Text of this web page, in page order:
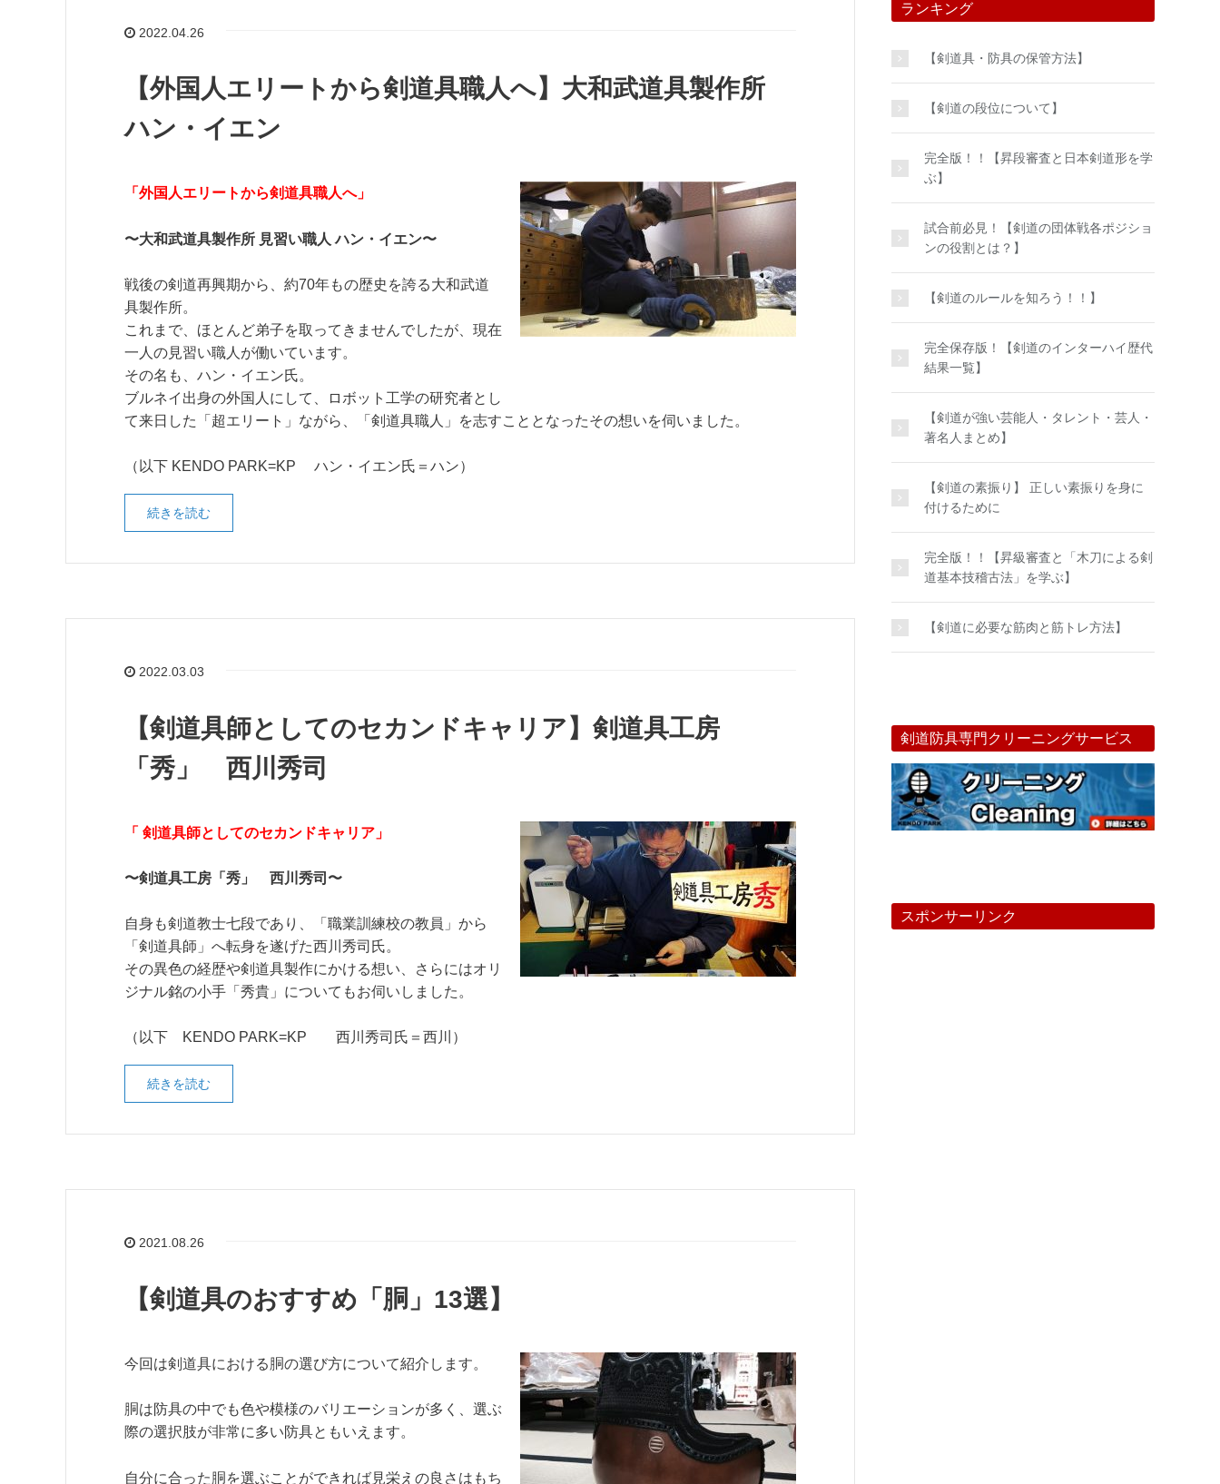
2022.04.26
【外国人エリートから剣道具職人へ】大和武道具製作所
ハン・イエン
「外国人エリートから剣道具職人へ」
〜大和武道具製作所 見習い職人 ハン・イエン〜
戦後の剣道再興期から、約70年もの歴史を誇る大和武道
具製作所。
これまで、ほとんど弟子を取ってきませんでしたが、現在
一人の見習い職人が働いています。
その名も、ハン・イエン氏。
ブルネイ出身の外国人にして、ロボット工学の研究者とし
て来日した「超エリート」ながら、「剣道具職人」を志すこととなったその想いを伺いました。
（以下 KENDO PARK=KP ハン・イエン氏＝ハン）
続きを読む
2022.03.03
【剣道具師としてのセカンドキャリア】剣道具工房
「秀」 西川秀司
「 剣道具師としてのセカンドキャリア」
〜剣道具工房「秀」 西川秀司〜
自身も剣道教士七段であり、「職業訓練校の教員」から
「剣道具師」へ転身を遂げた西川秀司氏。
その異色の経歴や剣道具製作にかける想い、さらにはオリ
ジナル銘の小手「秀貴」についてもお伺いしました。
（以下 KENDO PARK=KP 西川秀司氏＝西川）
続きを読む
2021.08.26
【剣道具のおすすめ「胴」13選】
今回は剣道具における胴の選び方について紹介します。
胴は防具の中でも色や模様のバリエーションが多く、選ぶ
際の選択肢が非常に多い防具ともいえます。
自分に合った胴を選ぶことができれば見栄えの良さはもち
ランキング
【剣道具・防具の保管方法】
【剣道の段位について】
完全版！！【昇段審査と日本剣道形を学
ぶ】
試合前必見！【剣道の団体戦各ポジショ
ンの役割とは？】
【剣道のルールを知ろう！！】
完全保存版！【剣道のインターハイ歴代
結果一覧】
【剣道が強い芸能人・タレント・芸人・
著名人まとめ】
【剣道の素振り】 正しい素振りを身に
付けるために
完全版！！【昇級審査と「木刀による剣
道基本技稽古法」を学ぶ】
【剣道に必要な筋肉と筋トレ方法】
剣道防具専門クリーニングサービス
スポンサーリンク